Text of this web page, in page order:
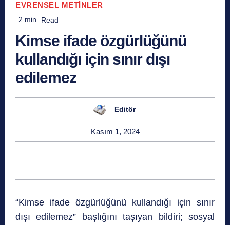
EVRENSEL METINLER
2 min. Read
Kimse ifade özgürlüğünü
kullandığı için sınır dışı
edilemez
Editör
Kasım 1, 2024
“Kimse ifade özgürlüğünü kullandığı için sınır
dışı edilemez” başlığını taşıyan bildiri; sosyal